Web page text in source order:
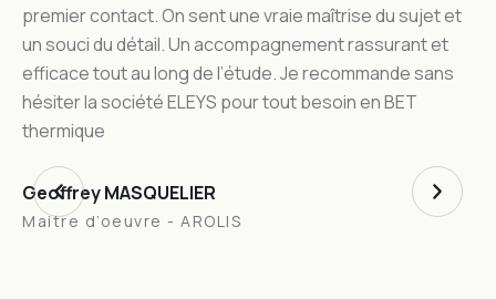
premier contact. On sent une vraie maîtrise du sujet et
un souci du détail. Un accompagnement rassurant et
efficace tout au long de l’étude. Je recommande sans
hésiter la société ELEYS pour tout besoin en BET
thermique
Geoffrey MASQUELIER
Maitre d’oeuvre - AROLIS